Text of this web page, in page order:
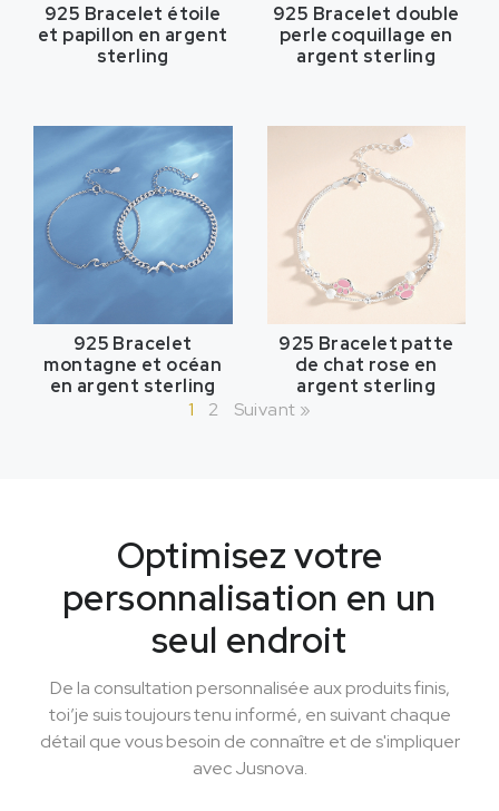
925 Bracelet étoile
et papillon en argent
sterling
925 Bracelet double
perle coquillage en
argent sterling
925 Bracelet
montagne et océan
en argent sterling
925 Bracelet patte
de chat rose en
argent sterling
1
2 Suivant »
Optimisez votre
personnalisation en un
seul endroit
De la consultation personnalisée aux produits finis,
toi’je suis toujours tenu informé, en suivant chaque
détail que vous besoin de connaître et de s'impliquer
avec Jusnova.